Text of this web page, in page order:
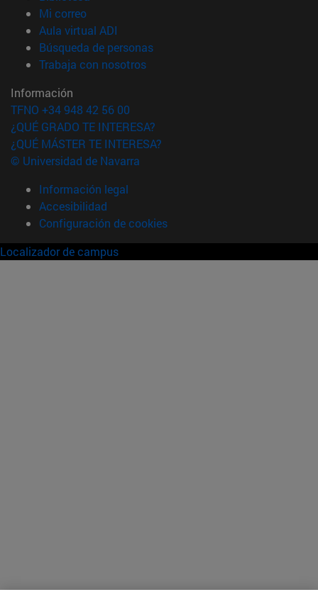
Mi correo(abre en nueva ventana)
Aula virtual ADI
Búsqueda de personas(abre en nueva ventana)
Trabaja con nosotros(abre en nueva ventana)
Información
TFNO +34 948 42 56 00
¿QUÉ GRADO TE INTERESA?
¿QUÉ MÁSTER TE INTERESA?
© Universidad de Navarra
Información legal
Accesibilidad
Configuración de cookies
Localizador de campus